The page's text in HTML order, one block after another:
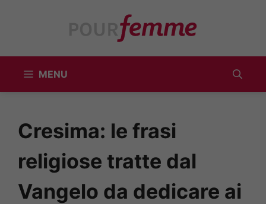
MENU
Cresima: le frasi
religiose tratte dal
Vangelo da dedicare ai